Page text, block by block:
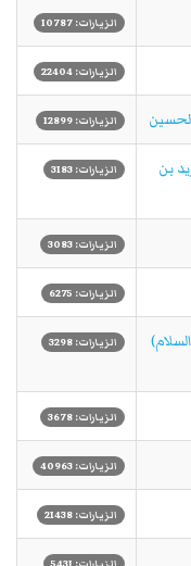
الزيارات: 10787
الزيارات: 22404
الزيارات: 12899
بن
الزيارات: 3183
الزيارات: 3083
الزيارات: 6275
الزيارات: 3298
الزيارات: 3678
الزيارات: 40963
الزيارات: 21438